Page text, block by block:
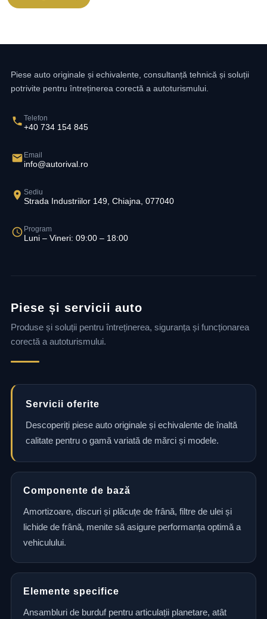
Piese auto originale și echivalente, consultanță tehnică și soluții
potrivite pentru întreținerea corectă a autoturismului.
Telefon
+40 734 154 845
Email
info@autorival.ro
Sediu
Strada Industriilor 149, Chiajna, 077040
Program
Luni – Vineri: 09:00 – 18:00
Piese și servicii auto
Produse și soluții pentru întreținerea, siguranța și funcționarea
corectă a autoturismului.
Servicii oferite
Descoperiți piese auto originale și echivalente de înaltă
calitate pentru o gamă variată de mărci și modele.
Componente de bază
Amortizoare, discuri și plăcuțe de frână, filtre de ulei și
lichide de frână, menite să asigure performanța optimă a
vehiculului.
Elemente specifice
Ansambluri de burduf pentru articulații planetare, atât